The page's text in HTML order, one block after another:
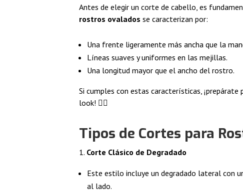
Antes de elegir un corte de cabello, es
rostros ovalados se caracterizan por:
Una frente ligeramente más ancha que la
Líneas suaves y uniformes en las mejillas.
Una longitud mayor que el ancho del rostro.
Si cumples con estas características,
look! 💇‍♂️
Tipos de Cortes para
Corte Clásico de Degradado
Este estilo incluye un degradado lateral con
al lado.